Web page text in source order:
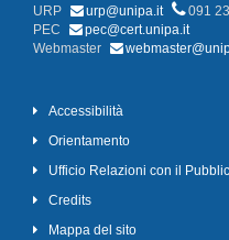
URP
urp@unipa.it
091
PEC
pec@cert.unipa.it
Webmaster
Accessibilità
Orientamento
Ufficio Relazioni con il
Credits
Mappa del sito